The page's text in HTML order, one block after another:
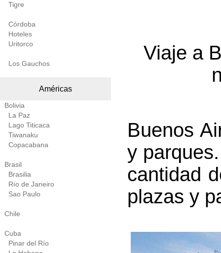
Tigre
Córdoba
Hoteles
Uritorco
Los Gauchos
Américas
Bolivia
La Paz
Lago Titicaca
Tiwanaku
Copacabana
Brasil
Brasilia
Río de Janeiro
Sao Paulo
Chile
Cuba
Pinar del Río
Viaje a
Buenos
y
cantidad
plazas y